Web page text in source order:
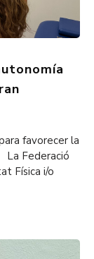
favorecer la
La Federació
Física i/o